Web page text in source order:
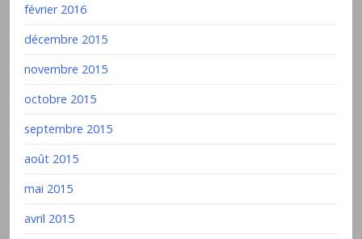
février 2016
décembre 2015
novembre 2015
octobre 2015
septembre 2015
août 2015
mai 2015
avril 2015